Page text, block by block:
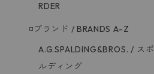
RDER
◽️ブランド / BRANDS A-Z
A.G.SPALDING&BROS. / スポ
ルディング